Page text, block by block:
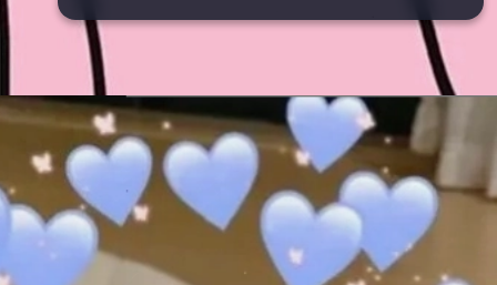
Đang mởhttps://issiloo.edu.vn/khong-meme